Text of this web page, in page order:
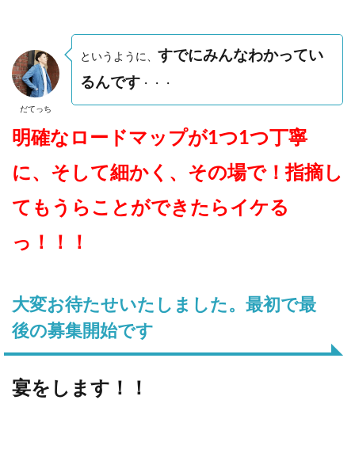
だてっち
というように、 すでにみんなわかってい
るんです ・・・
明確なロードマップが1つ1つ丁寧
に、そして細かく、その場で！指摘し
てもうらことができたらイケる
っ！！！
大変お待たせいたしました。最初で最
後の募集開始です
宴をします！！